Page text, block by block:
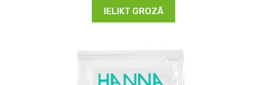
IELIKT GROZĀ